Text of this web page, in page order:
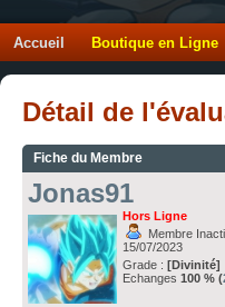
Accueil Boutique en Ligne
Détail de
Fiche du Membre
Jonas91
Hors Ligne
Membre
15/07/2023
Grade : [Divinité]
Echanges 100 % (